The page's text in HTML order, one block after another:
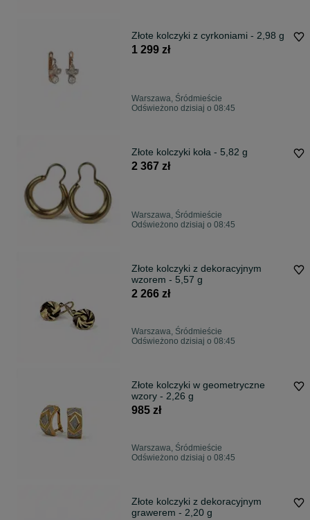
Złote kolczyki z cyrkoniami - 2,98 g
1 299 zł
Warszawa, Śródmieście
Odświeżono dzisiaj o 08:45
Złote kolczyki koła - 5,82 g
2 367 zł
Warszawa, Śródmieście
Odświeżono dzisiaj o 08:45
Złote kolczyki z dekoracyjnym
wzorem - 5,57 g
2 266 zł
Warszawa, Śródmieście
Odświeżono dzisiaj o 08:45
Złote kolczyki w geometryczne
wzory - 2,26 g
985 zł
Warszawa, Śródmieście
Odświeżono dzisiaj o 08:45
Złote kolczyki z dekoracyjnym
grawerem - 2,20 g